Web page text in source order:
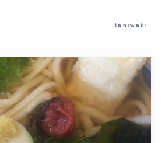
taniwaki